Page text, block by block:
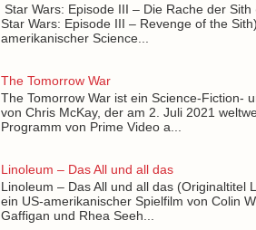
Star Wars: Episode III – Die Rache der Sith
Star Wars: Episode III – Revenge of the
amerikanischer Science...
The Tomorrow War
The Tomorrow War ist ein Science-Fiction-
von Chris McKay, der am 2. Juli 2021
Programm von Prime Video a...
Linoleum – Das All und all das
Linoleum – Das All und all das (Originaltitel
ein US-amerikanischer Spielfilm von Colin
Gaffigan und Rhea Seeh...